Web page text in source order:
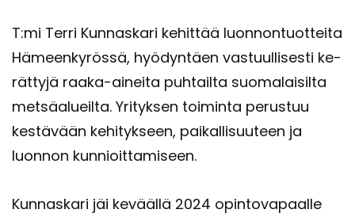
T:mi Terri Kun­nas­ka­ri ke­hit­tää luon­non­tuot­tei­ta
Hä­meen­ky­rös­sä, hyö­dyn­täen vas­tuul­li­ses­ti ke­
rät­ty­jä raaka-​aineita puh­tail­ta suo­ma­lai­sil­ta
met­sä­alueil­ta. Yri­tyk­sen toi­min­ta pe­rus­tuu
kes­tä­vään ke­hi­tyk­seen, pai­kal­li­suu­teen ja
luon­non kun­nioit­ta­mi­seen.
Kun­nas­ka­ri jäi ke­vääl­lä 2024 opin­to­va­paal­le